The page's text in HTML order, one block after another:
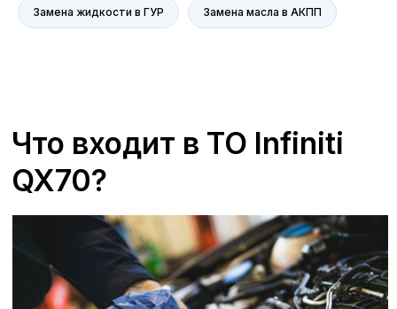
Замена жидкости в ГУР Замена масла в АКПП
+7 (473) 263-85-40, доб. 163
Отзывы
всегда ставим на первое место
удовлетворенность наших клиентов. Мы
гордимся качеством предоставляемых
услуг и стремимся к тому, чтобы каждый
визит в наш сервисный центр оставлял